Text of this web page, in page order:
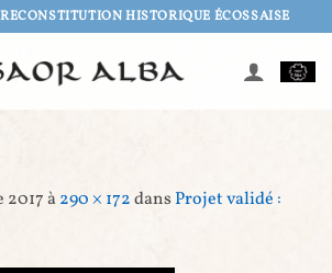
HISTORIQUE ÉCOSSAISE
2017à290 × 172dans Projet validé :